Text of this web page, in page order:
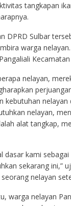
tangkapan
DPRD Sulbar
warga
nelayan,
kebutuhan nelayan
nelayan,
alat tangkap,
dasar kami
sekarang ini,”
nelayan
warga nelayan